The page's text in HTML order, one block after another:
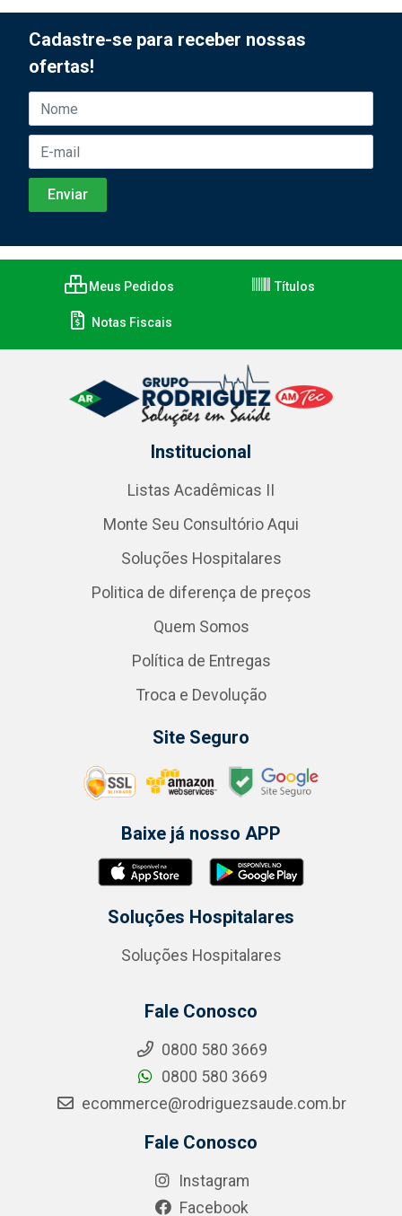
Cadastre-se para receber nossas
ofertas!
Meus Pedidos Títulos
Notas Fiscais
Institucional
Listas Acadêmicas II
Monte Seu Consultório Aqui
Soluções Hospitalares
Politica de diferença de preços
Quem Somos
Política de Entregas
Troca e Devolução
Site Seguro
Baixe já nosso APP
Soluções Hospitalares
Soluções Hospitalares
Fale Conosco
0800 580 3669
0800 580 3669
ecommerce@rodriguezsaude.com.br
Fale Conosco
Instagram
Facebook